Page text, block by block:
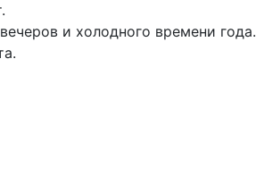
и холодного времени года.